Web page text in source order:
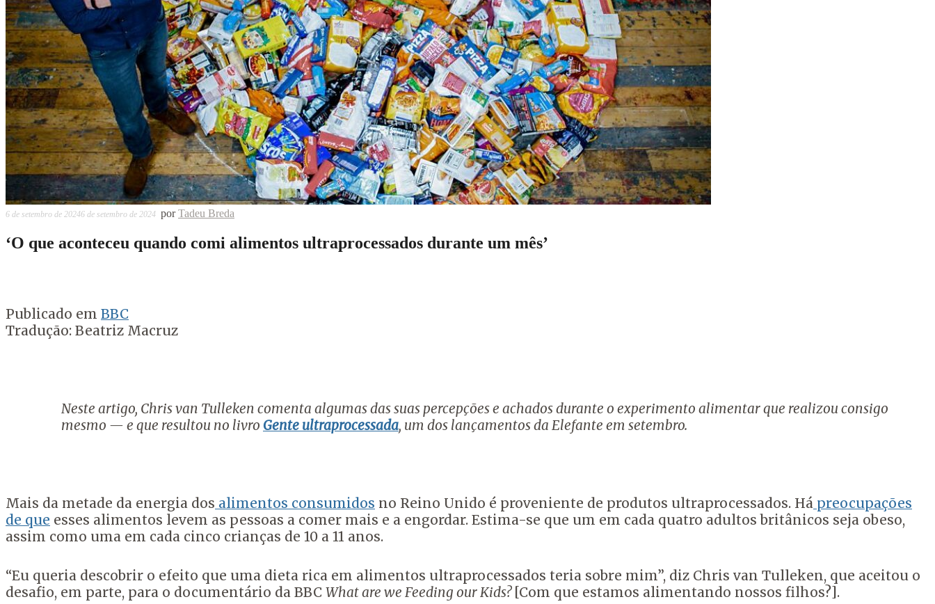
6 de setembro de 20246 de setembro de 2024 porTadeu Breda
‘O que aconteceu quando comi alimentos ultraprocessados durante um mês’
Publicado em BBC
Tradução: Beatriz Macruz
Neste artigo, Chris van Tulleken comenta algumas das suas percepções e achados durante o experimento alimentar que realizou consigo
mesmo — e que resultou no livro Gente ultraprocessada, um dos lançamentos da Elefante em setembro.
Mais da metade da energia dos alimentos consumidos no Reino Unido é proveniente de produtos ultraprocessados. Há preocupações
de que esses alimentos levem as pessoas a comer mais e a engordar. Estima-se que um em cada quatro adultos britânicos seja obeso,
assim como uma em cada cinco crianças de 10 a 11 anos.
“Eu queria descobrir o efeito que uma dieta rica em alimentos ultraprocessados teria sobre mim”, diz Chris van Tulleken, que aceitou o
desafio, em parte, para o documentário da BBC What are we Feeding our Kids? [Com que estamos alimentando nossos filhos?].